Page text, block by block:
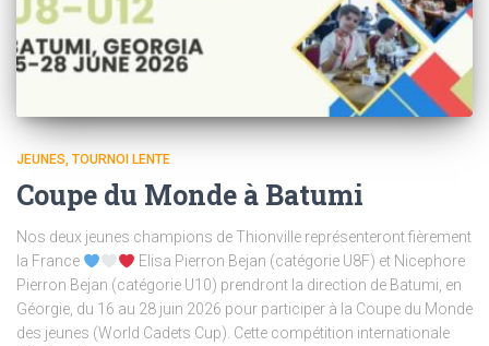
JEUNES TOURNOI LENTE
Coupe du Monde à Batumi
Nos deux jeunes champions de Thionville représenteront fièrement
la France
Elisa Pierron Bejan (catégorie U8F) et Nicephore
Pierron Bejan (catégorie U10) prendront la direction de Batumi, en
Géorgie, du 16 au 28 juin 2026 pour participer à la Coupe du Monde
des jeunes (World Cadets Cup). Cette compétition internationale